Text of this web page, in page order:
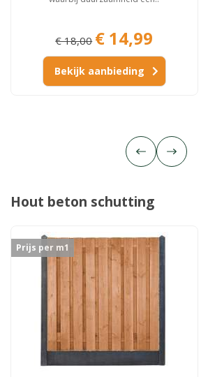
€ 18,00 € 14,99
Bekijk aanbieding
Hout beton schutting
Prijs per m1